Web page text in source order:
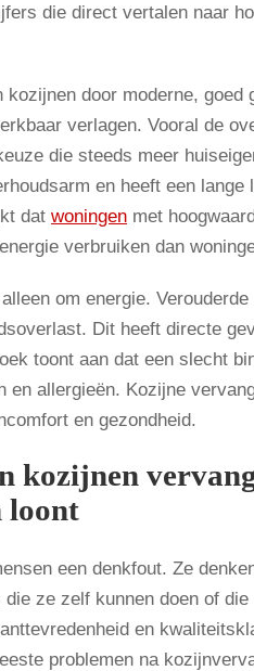
die direct vertalen naar
kozijnen door moderne,
verlagen. Vooral de
die steeds meer
en heeft een
dat woningen met
verbruiken dan
om energie.
Dit heeft directe
toont aan dat een slecht
en allergieën. Kozijne
en gezondheid.
kozijnen
loont
een denkfout. Ze
ze zelf kunnen doen of
en
problemen na